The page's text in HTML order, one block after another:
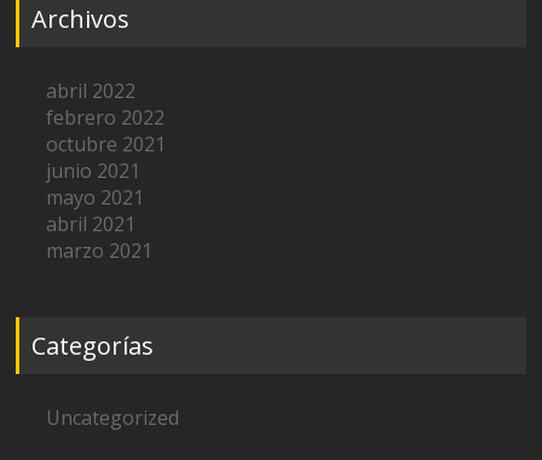
Archivos
abril 2022
febrero 2022
octubre 2021
junio 2021
mayo 2021
abril 2021
marzo 2021
Categorías
Uncategorized